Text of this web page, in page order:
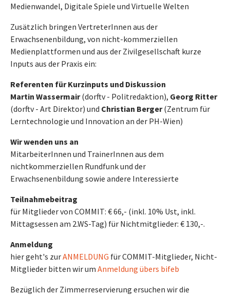
Medienwandel, Digitale Spiele und Virtuelle Welten
Zusätzlich bringen VertreterInnen aus der
Erwachsenenbildung, von nicht-kommerziellen
Medienplattformen und aus der Zivilgesellschaft kurze
Inputs aus der Praxis ein:
Referenten für Kurzinputs und Diskussion
Martin Wassermair(dorftv - Politredaktion), Georg Ritter
(dorftv - Art Direktor) und Christian Berger(Zentrum für
Lerntechnologie und Innovation an der PH-Wien)
Wir wenden uns an
MitarbeiterInnen und TrainerInnen aus dem
nichtkommerziellen Rundfunk und der
Erwachsenenbildung sowie andere Interessierte
Teilnahmebeitrag
für Mitglieder von COMMIT: € 66,- (inkl. 10% Ust, inkl.
Mittagsessen am 2.WS-Tag) für Nichtmitglieder: € 130,-.
Anmeldung
hier geht's zurANMELDUNG für COMMIT-Mitglieder, Nicht-
Mitglieder bitten wir um Anmeldung übers bifeb
Bezüglich der Zimmerreservierung ersuchen wir die